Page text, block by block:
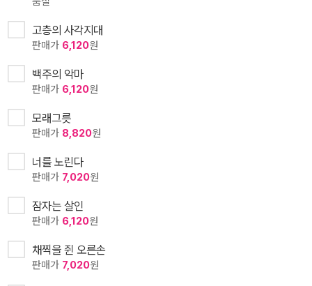
고층의 사각지대
판매가 6,120원
백주의 악마
판매가 6,120원
모래그릇
판매가 8,820원
너를 노린다
판매가 7,020원
잠자는 살인
판매가 6,120원
채찍을 쥔 오른손
판매가 7,020원